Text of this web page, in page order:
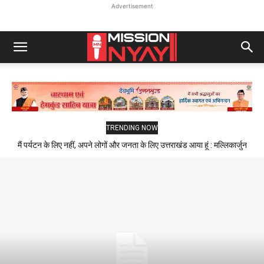
Advertisement
TRENDING NOW
मैं पर्यटन के लिए नहीं, अपने लोगों और जनता के लिए उत्तराखंड आया हूं : मल्लिकार्जुन